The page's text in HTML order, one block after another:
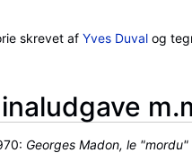
skrevet af Yves Duval og
Georges Madon, le "mordu"